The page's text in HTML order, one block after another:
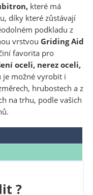
které má
díky které zůstávají
podkladu z
vrstvou Griding Aid
favorita pro
oceli, nerez oceli,
je možné vyrobit i
hrubostech a z
na trhu, podle vašich
?